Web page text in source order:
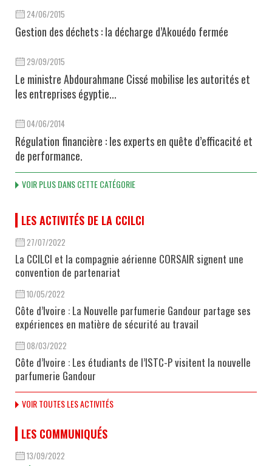
24/06/2015
Gestion des déchets : la décharge d’Akouédo fermée
29/09/2015
Le ministre Abdourahmane Cissé mobilise les autorités et
les entreprises égyptie...
04/06/2014
Régulation financière : les experts en quête d’efficacité et
de performance.
VOIR PLUS DANS CETTE CATÉGORIE
LES ACTIVITÉS DE LA CCILCI
27/07/2022
La CCILCI et la compagnie aérienne CORSAIR signent une
convention de partenariat
10/05/2022
Côte d’Ivoire : La Nouvelle parfumerie Gandour partage ses
expériences en matière de sécurité au travail
08/03/2022
Côte d’Ivoire : Les étudiants de l’ISTC-P visitent la nouvelle
parfumerie Gandour
VOIR TOUTES LES ACTIVITÉS
LES COMMUNIQUÉS
13/09/2022